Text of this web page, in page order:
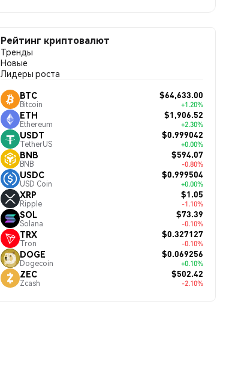
Рейтинг криптовалют
Тренды
Новые
Лидеры роста
BTC
Bitcoin
$64,633.00
+1.20%
ETH
Ethereum
$1,906.52
+2.30%
USDT
TetherUS
$0.999042
+0.00%
BNB
BNB
$594.07
-0.80%
USDC
USD Coin
$0.999504
+0.00%
XRP
Ripple
$1.05
-1.10%
SOL
Solana
$73.39
-0.10%
TRX
Tron
$0.327127
-0.10%
DOGE
Dogecoin
$0.069256
+0.10%
ZEC
Zcash
$502.42
-2.10%